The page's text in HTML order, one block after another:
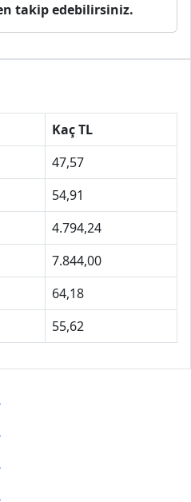
takip edebilirsiniz.
Kaç TL
47,57
54,91
4.794,24
7.844,00
64,18
55,62